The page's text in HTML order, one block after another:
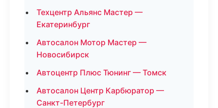
Техцентр Альянс Мастер —
Екатеринбург
Автосалон Мотор Мастер —
Новосибирск
Автоцентр Плюс Тюнинг — Томск
Автосалон Центр Карбюратор —
Санкт-Петербург